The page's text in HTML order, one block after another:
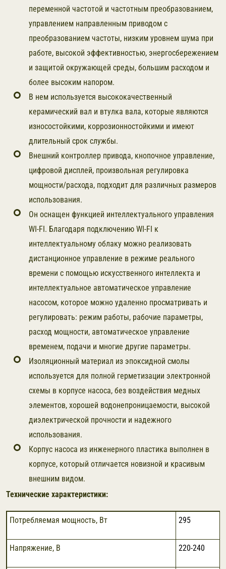
переменной частотой и частотным преобразованием,
управлением направленным приводом с
преобразованием частоты, низким уровнем шума при
работе, высокой эффективностью, энергосбережением
и защитой окружающей среды, большим расходом и
более высоким напором.
В нем используется высококачественный
керамический вал и втулка вала, которые являются
износостойкими, коррозионностойкими и имеют
длительный срок службы.
Внешний контроллер привода, кнопочное управление,
цифровой дисплей, произвольная регулировка
мощности/расхода, подходит для различных размеров
использования.
Он оснащен функцией интеллектуального управления
WI-FI. Благодаря подключению WI-FI к
интеллектуальному облаку можно реализовать
дистанционное управление в режиме реального
времени с помощью искусственного интеллекта и
интеллектуальное автоматическое управление
насосом, которое можно удаленно просматривать и
регулировать: режим работы, рабочие параметры,
расход мощности, автоматическое управление
временем, подачи и многие другие параметры.
Изоляционный материал из эпоксидной смолы
используется для полной герметизации электронной
схемы в корпусе насоса, без воздействия медных
элементов, хорошей водонепроницаемости, высокой
диэлектрической прочности и надежного
использования.
Корпус насоса из инженерного пластика выполнен в
корпусе, который отличается новизной и красивым
внешним видом.
Технические характеристики:
Потребляемая мощность, Вт 295
Напряжение, В 220-240